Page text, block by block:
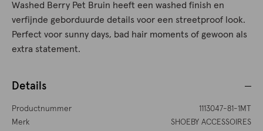
Washed Berry Pet Bruin heeft een washed finish en
verfijnde geborduurde details voor een streetproof look.
Perfect voor sunny days, bad hair moments of gewoon als
extra statement.
Details
Productnummer
1113047-81-1MT
Merk
SHOEBY ACCESSOIRES